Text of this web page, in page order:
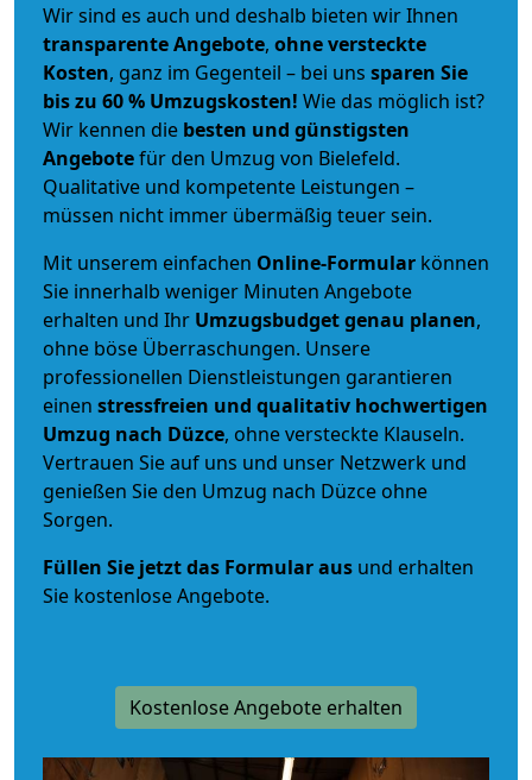
Wir sind es auch und deshalb bieten wir Ihnen
transparente Angebote, ohne versteckte
Kosten, ganz im Gegenteil – bei uns sparen Sie
bis zu 60 % Umzugskosten! Wie das möglich ist?
Wir kennen die besten und günstigsten
Angebotefür den Umzug von Bielefeld.
Qualitative und kompetente Leistungen –
müssen nicht immer übermäßig teuer sein.
Mit unserem einfachen Online-Formular können
Sie innerhalb weniger Minuten Angebote
erhalten und Ihr Umzugsbudgetgenau planen,
ohne böse Überraschungen. Unsere
professionellen Dienstleistungen garantieren
einen stressfreien und qualitativ hochwertigen
Umzug nach Düzce, ohne versteckte Klauseln.
Vertrauen Sie auf uns und unser Netzwerk und
genießen Sie den Umzug nach Düzce ohne
Sorgen.
Füllen Sie jetzt das Formular aus und erhalten
Sie kostenlose Angebote.
Kostenlose Angebote erhalten